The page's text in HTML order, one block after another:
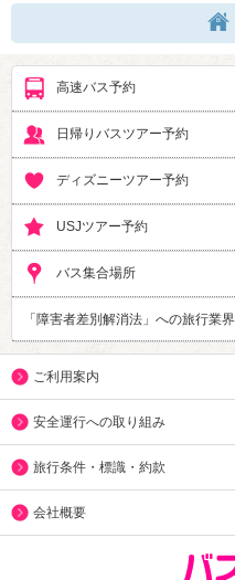
高速バス予約
日帰りバスツアー予約
ディズニーツアー予約
USJツアー予約
バス集合場所
「障害者差別解消法」への旅行業
ご利用案内
安全運行への取り組み
旅行条件・標識・約款
会社概要